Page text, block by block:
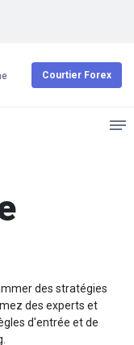
Courtier Forex
des stratégies
des experts et
d'entrée et de